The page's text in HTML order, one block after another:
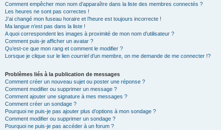
Comment empêcher mon nom d’apparaître dans la liste des membres connectés ?
Les heures ne sont pas correctes !
J’ai changé mon fuseau horaire et l’heure est toujours incorrecte !
Ma langue n’est pas dans la liste !
A quoi correspondent les images à proximité de mon nom d’utilisateur ?
Comment puis-je afficher un avatar ?
Qu’est-ce que mon rang et comment le modifier ?
Lorsque je clique sur le lien courrield’un membre, on me demande de me connecter !?
Problèmes liés à la publication de messages
Comment créer un nouveau sujet ou poster une réponse ?
Comment modifier ou supprimer un message ?
Comment ajouter une signature à mes messages ?
Comment créer un sondage ?
Pourquoi ne puis-je pas ajouter plus d’options à mon sondage ?
Comment modifier ou supprimer un sondage ?
Pourquoi ne puis-je pas accéder à un forum ?